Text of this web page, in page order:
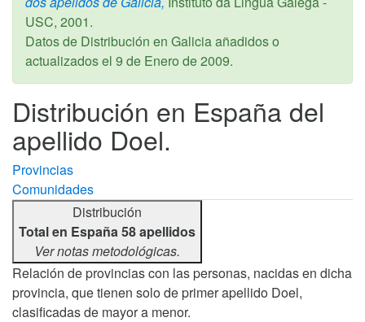
USC, 2001.
Datos de Distribución en Galicia añadidos o
actualizados el 9 de Enero de 2009.
Distribución en España del
apellido Doel.
Provincias
Comunidades
Distribución
Total en España 58 apellidos
Ver notas metodológicas.
Relación de provincias con las personas, nacidas en dicha
provincia, que tienen solo de primer apellido Doel,
clasificadas de mayor a menor.